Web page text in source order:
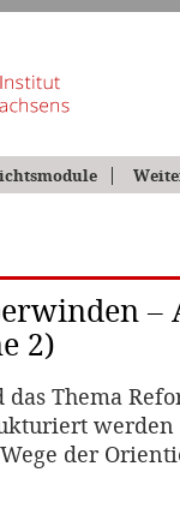
–
2)
Thema
werden
der